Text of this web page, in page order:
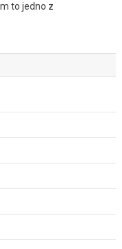
to jedno z